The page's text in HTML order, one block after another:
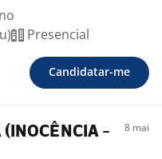
Presencial
Candidatar-me
(INOCÊNCIA -
8 mai